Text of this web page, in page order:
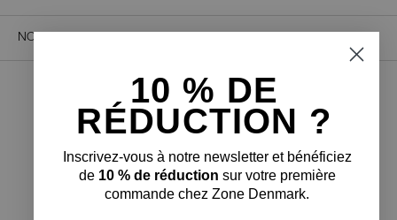
NOUS CONTACTER
PAIEMENT SÉCURISÉ
FORME DE LIVRAISON
10 % DE
RÉDUCTION ?
Inscrivez-vous à notre newsletter et bénéficiez
de 10 % de réduction sur votre première
commande chez Zone Denmark.